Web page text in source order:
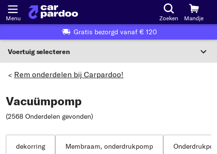
Menu Zoeken Mandje
Gratis bezorgd vanaf € 120
Voertuig selecteren
Of selecteer voertuig volgens criteria:
> Rem onderdelen bij Carpardoo!
Vacuümpomp
(2568 Onderdelen gevonden)
dekorring Membraam, onderdrukpomp